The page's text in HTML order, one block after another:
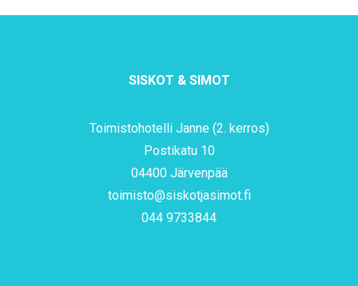
SISKOT & SIMOT
Toimistohotelli Janne (2. kerros)
Postikatu 10
04400 Järvenpää
toimisto@siskotjasimot.fi
044 9733844